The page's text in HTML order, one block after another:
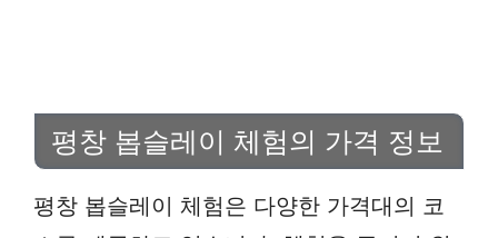
평창 봅슬레이 체험의 가격 정보
평창 봅슬레이 체험은 다양한 가격대의 코